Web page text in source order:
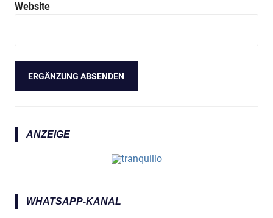
Website
ANZEIGE
WHATSAPP-KANAL